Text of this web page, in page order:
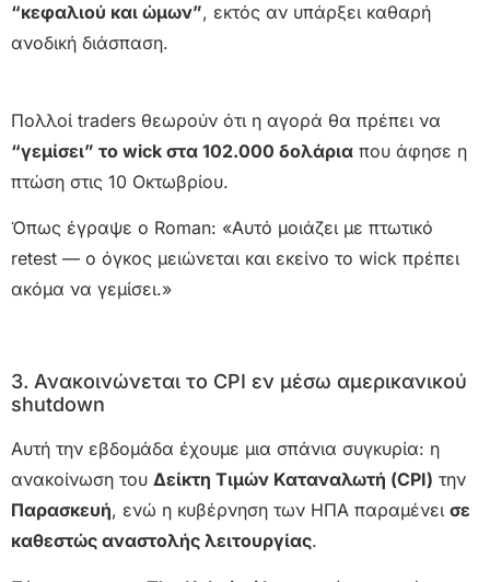
“κεφαλιού και ώμων”, εκτός αν υπάρξει καθαρή
ανοδική διάσπαση.
Πολλοί traders θεωρούν ότι η αγορά θα πρέπει να
“γεμίσει” το wick στα 102.000 δολάρια που άφησε η
πτώση στις 10 Οκτωβρίου.
Όπως έγραψε ο Roman: «Αυτό μοιάζει με πτωτικό
retest — ο όγκος μειώνεται και εκείνο το wick πρέπει
ακόμα να γεμίσει.»
3. Ανακοινώνεται το CPI εν μέσω αμερικανικού
shutdown
Αυτή την εβδομάδα έχουμε μια σπάνια συγκυρία: η
ανακοίνωση του Δείκτη Τιμών Καταναλωτή (CPI) την
Παρασκευή, ενώ η κυβέρνηση των ΗΠΑ παραμένει σε
καθεστώς αναστολής λειτουργίας.